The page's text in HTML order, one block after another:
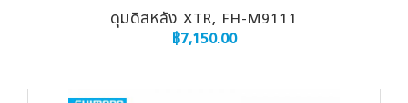
ดุมดิสหลัง XTR, FH-M9111
฿7,150.00